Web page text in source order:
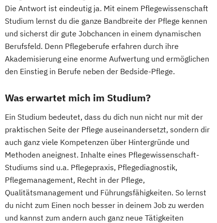
Die Antwort ist eindeutig ja. Mit einem Pflegewissenschaft
Studium lernst du die ganze Bandbreite der Pflege kennen
und sicherst dir gute Jobchancen in einem dynamischen
Berufsfeld. Denn Pflegeberufe erfahren durch ihre
Akademisierung eine enorme Aufwertung und ermöglichen
den Einstieg in Berufe neben der Bedside-Pflege.
Was erwartet mich im Studium?
Ein Studium bedeutet, dass du dich nun nicht nur mit der
praktischen Seite der Pflege auseinandersetzt, sondern dir
auch ganz viele Kompetenzen über Hintergründe und
Methoden aneignest. Inhalte eines Pflegewissenschaft-
Studiums sind u.a. Pflegepraxis, Pflegediagnostik,
Pflegemanagement, Recht in der Pflege,
Qualitätsmanagement und Führungsfähigkeiten. So lernst
du nicht zum Einen noch besser in deinem Job zu werden
und kannst zum andern auch ganz neue Tätigkeiten